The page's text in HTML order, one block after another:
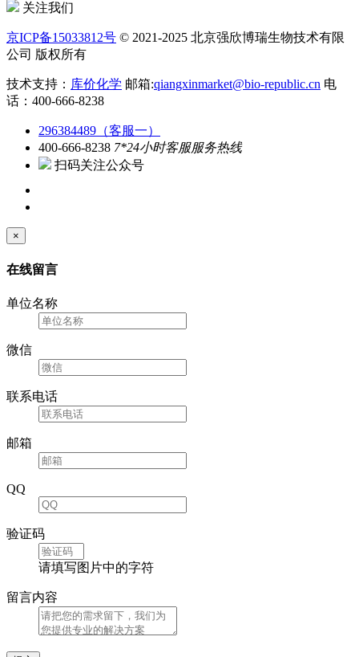
关注我们
京ICP备15033812号 © 2021-2025 北京强欣博瑞生物技术有限
公司 版权所有
技术支持： 库价化学 邮箱:qiangxinmarket@bio-republic.cn 电
话：400-666-8238
296384489（客服一）
400-666-8238 7*24小时客服服务热线
扫码关注公众号
×
在线留言
单位名称
微信
联系电话
邮箱
QQ
验证码
请填写图片中的字符
留言内容